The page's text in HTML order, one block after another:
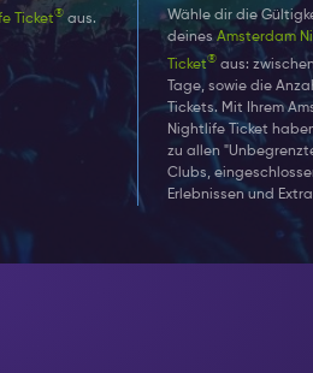
Ticket® aus.
Wähle dir die
deines Amsterdam
Ticket®aus:
Tage, sowie die
Tickets. Mit Ihrem
Nightlife Ticket
zu allen
Clubs,
Erlebnissen und